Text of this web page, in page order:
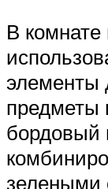
В
элементы
предметы
бордовый
зелеными